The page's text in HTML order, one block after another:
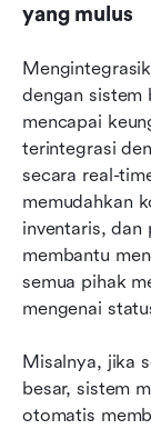
yang mulus
dengan sistem
mencapai
terintegrasi
secara real-
memudahkan
inventaris, dan
membantu
semua pihak
mengenai
Misalnya, jika
besar, sistem
otomatis